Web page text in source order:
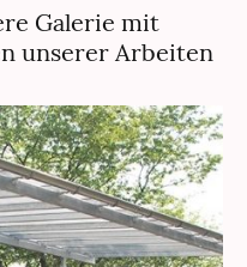
Galerie mit
unserer Arbeiten